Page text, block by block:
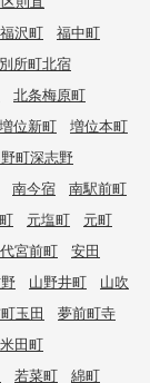
福沢町
福中町
別所町北宿
北条梅原町
増位新町
増位本町
町深志野
南今宿
南駅前町
元塩町
元町
宮前町
安田
山野井町
山吹
玉田
夢前町寺
米田町
若菜町 綿町